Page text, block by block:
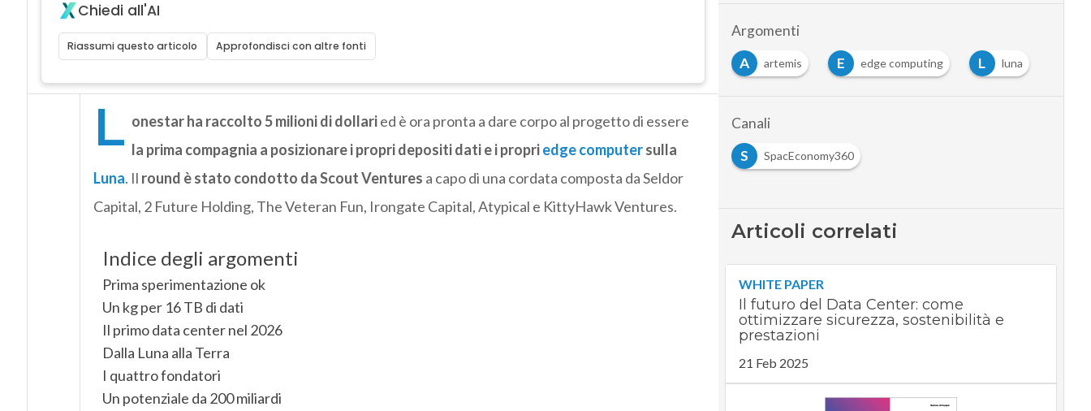
Chiedi all'AI
Riassumi questo articolo Approfondisci con altre fonti
L onestar ha raccolto 5 milioni di dollaried è ora pronta a dare corpo al progetto di essere
la prima compagnia a posizionare i propri depositi dati e i propriedge computersulla
Luna. Il round è stato condotto da Scout Ventures a capo di una cordata composta da Seldor
Capital, 2 Future Holding, The Veteran Fun, Irongate Capital, Atypical e KittyHawk Ventures.
Indice degli argomenti
Prima sperimentazione ok
Un kg per 16 TB di dati
Il primo data center nel 2026
Dalla Luna alla Terra
I quattro fondatori
Un potenziale da 200 miliardi
Argomenti
A
artemis E edge computing L luna
Canali
S
SpacEconomy360
Articoli correlati
WHITE PAPER
Il futuro del Data Center: come
ottimizzare sicurezza, sostenibilità e
prestazioni
21 Feb 2025